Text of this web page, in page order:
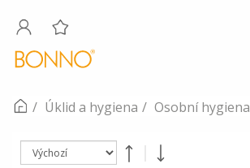
Úklid a hygiena Osobní hygiena